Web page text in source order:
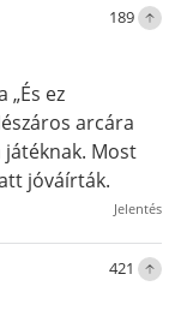
189
ez
arcára
játéknak. Most
jóváírták.
Jelentés
421